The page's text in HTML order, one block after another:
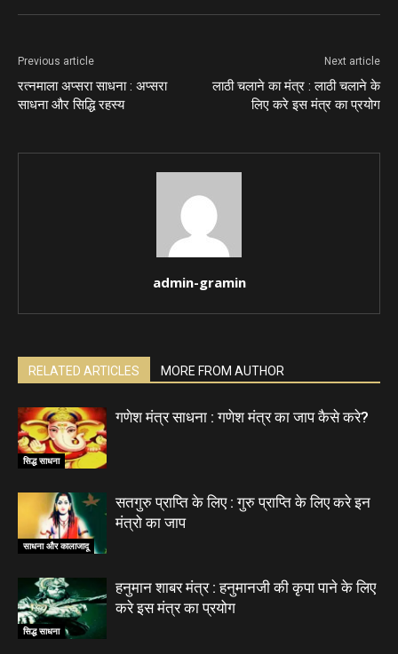
Previous article
रत्नमाला अप्सरा साधना : अप्सरा
साधना और सिद्धि रहस्य
Next article
लाठी चलाने का मंत्र : लाठी चलाने के
लिए करे इस मंत्र का प्रयोग
admin-gramin
RELATED ARTICLES MORE FROM AUTHOR
सिद्ध साधना
गणेश मंत्र साधना : गणेश मंत्र का जाप कैसे करे?
साधना और कालाजादू
सतगुरु प्राप्ति के लिए : गुरु प्राप्ति के लिए करे इन
मंत्रो का जाप
सिद्ध साधना
हनुमान शाबर मंत्र : हनुमानजी की कृपा पाने के लिए
करे इस मंत्र का प्रयोग